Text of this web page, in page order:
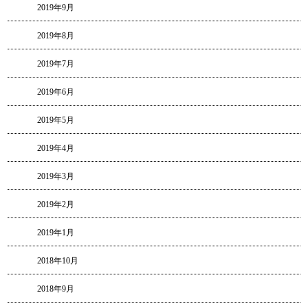
2019年9月
2019年8月
2019年7月
2019年6月
2019年5月
2019年4月
2019年3月
2019年2月
2019年1月
2018年10月
2018年9月